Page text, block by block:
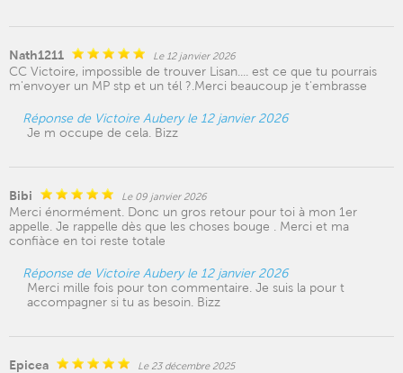
Nath1211 Le 12 janvier 2026
CC Victoire, impossible de trouver Lisan.... est ce que tu pourrais
m'envoyer un MP stp et un tél ?.Merci beaucoup je t'embrasse
Réponse de Victoire Aubery le 12 janvier 2026
Je m occupe de cela. Bizz
Bibi Le 09 janvier 2026
Merci énormément. Donc un gros retour pour toi à mon 1er
appelle. Je rappelle dès que les choses bouge . Merci et ma
confiàce en toi reste totale
Réponse de Victoire Aubery le 12 janvier 2026
Merci mille fois pour ton commentaire. Je suis la pour t
accompagner si tu as besoin. Bizz
Epicea Le 23 décembre 2025